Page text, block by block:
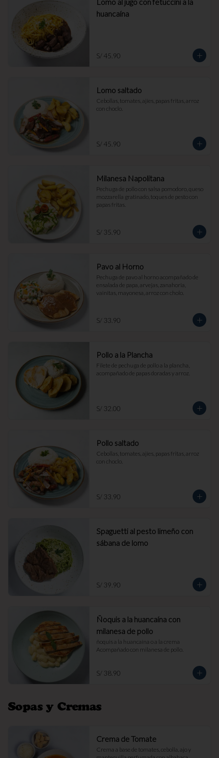
huancaína
S/ 45.90
Lomo saltado
Cebollas, tomates, ajíes, papas fritas, arroz
con choclo.
S/ 45.90
Milanesa Napolitana
Pechuga de pollo con salsa pomodoro, queso
mozzarella gratinado, toques de pesto con
papas fritas.
S/ 35.90
Pavo al Horno
Pechuga de pavo al horno acompañado de
ensalada de papa, arvejas, zanahoria,
vainitas, mayonesa, arroz con cholo.
S/ 33.90
Pollo a la Plancha
Filete de pechuga de pollo a la plancha,
acompañado de papas doradas y arroz.
S/ 32.00
Pollo saltado
Cebollas, tomates, ajíes, papas fritas, arroz
con choclo.
S/ 33.90
Spaguetti al pesto limeño con
sábana de lomo
S/ 39.90
Ñoquis a la huancaína con
milanesa de pollo
ñoquis a la huancaína o a la crema
Acompañado con milanesa de pollo.
S/ 38.90
Sopas y Cremas
Crema de Tomate
Crema a base de tomates, cebolla, ajo y